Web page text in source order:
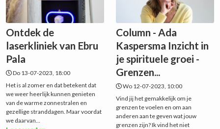
Ontdek de
laserkliniek van Ebru
Pala
Do 13-07-2023, 18:00
Het is al zomer en dat betekent dat
we weer heerlijk kunnen genieten
van de warme zonnestralen en
gezellige stranddagen. Maar voordat
we daarvan...
Column - Ada
Kaspersma Inzicht in
je spirituele groei -
Grenzen...
Wo 12-07-2023, 10:00
Vind jij het gemakkelijk om je
grenzen te voelen en om aan
anderen aan te geven wat jouw
grenzen zijn? Ik vind het niet